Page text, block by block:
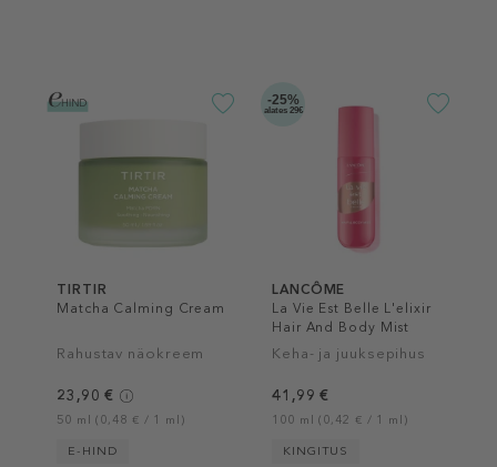
TIRTIR
Matcha Calming Cream
Rahustav näokreem
23,90 €
50 ml (0,48 € / 1 ml)
E-HIND
-25%
alates 29€
LANCÔME
La Vie Est Belle L'elixir
Hair And Body Mist
Keha- ja juuksepihus
41,99 €
100 ml (0,42 € / 1 ml)
KINGITUS